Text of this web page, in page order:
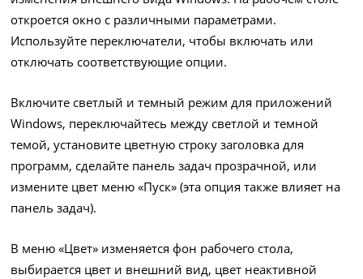
откроется окно с различными параметрами.
Используйте переключатели, чтобы включать или
отключать соответствующие опции.
Включите светлый и темный режим для приложений
Windows, переключайтесь между светлой и темной
темой, установите цветную строку заголовка для
программ, сделайте панель задач прозрачной, или
измените цвет меню «Пуск» (эта опция также влияет на
панель задач).
В меню «Цвет» изменяется фон рабочего стола,
выбирается цвет и внешний вид, цвет неактивной